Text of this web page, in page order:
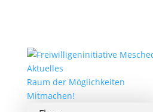
Aktuelles
Raum der Möglichkeiten
Mitmachen!